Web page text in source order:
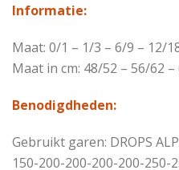
Informatie:
Maat: 0/1 – 1/3 – 6/9 – 12/
Maat in cm: 48/52 – 56/62
Benodigdheden:
Gebruikt garen: DROPS
150-200-200-200-200-